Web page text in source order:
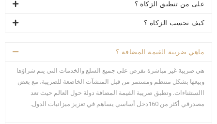
على من تنطبق الزكاة ؟
كيف تحسب الزكاة ؟
ماهي ضريبة القيمة المضافة ؟
هي ضريبة غير مباشرة تفرض على جميع السلع والخدمات التي يتم شراؤها
وبيعها بشكل منتظم ومستمر من قبل المنشآت الخاضعة للضريبة، مع بعض
االستثناءات. وتطبق ضريبة القيمة المضافة دولة حول العالم حيث تعد
مصدرفي أكثر من 160دخل أساسي يساهم في تعزيز ميزانيات الدول.